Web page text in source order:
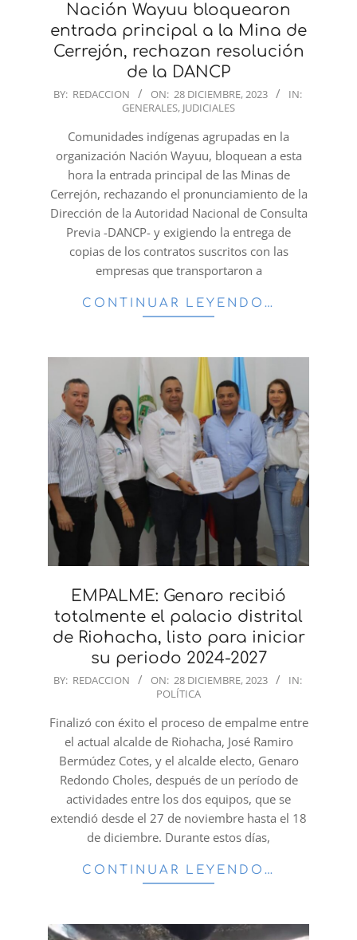
Nación Wayuu bloquearon
entrada principal a la Mina de
Cerrejón, rechazan resolución
de la DANCP
2023-
BY: REDACCION ON: 28 DICIEMBRE, 2023
IN:
GENERALES, JUDICIALES
Comunidades indígenas agrupadas en la
organización Nación Wayuu, bloquean a esta
hora la entrada principal de las Minas de
Cerrejón, rechazando el pronunciamiento de la
Dirección de la Autoridad Nacional de Consulta
Previa -DANCP- y exigiendo la entrega de
copias de los contratos suscritos con las
empresas que transportaron a
CONTINUAR LEYENDO…
EMPALME: Genaro recibió
totalmente el palacio distrital
de Riohacha, listo para iniciar
su periodo 2024-2027
2023-
28
BY: REDACCION ON: 28 DICIEMBRE, 2023
IN:
POLÍTICA
Finalizó con éxito el proceso de empalme entre
el actual alcalde de Riohacha, José Ramiro
Bermúdez Cotes, y el alcalde electo, Genaro
Redondo Choles, después de un período de
actividades entre los dos equipos, que se
extendió desde el 27 de noviembre hasta el 18
de diciembre. Durante estos días,
CONTINUAR LEYENDO…